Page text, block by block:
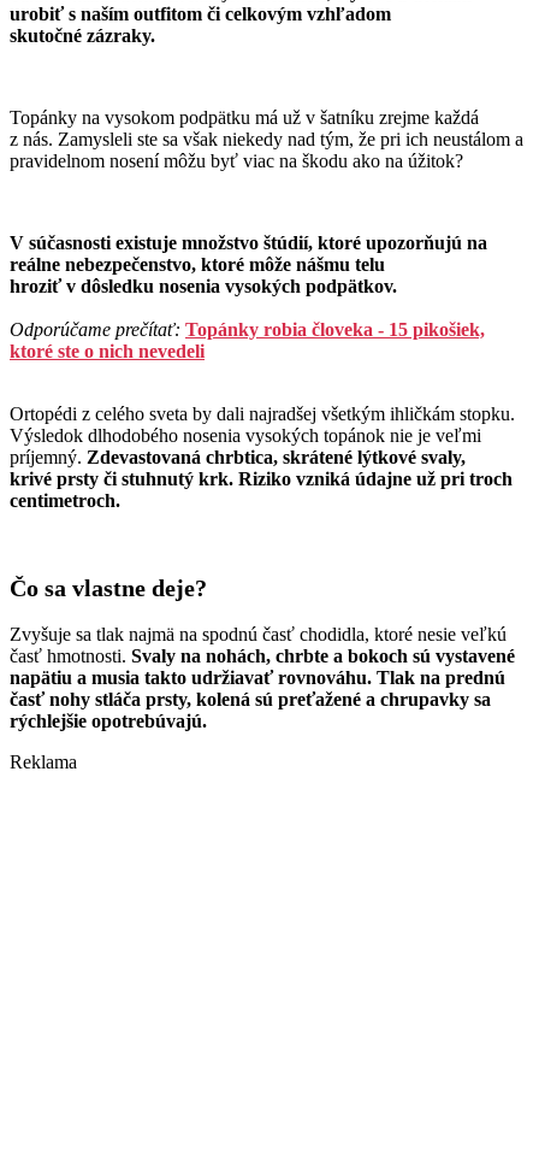
urobiť s naším outfitom či celkovým vzhľadom
skutočné zázraky.
Topánky na vysokom podpätku má už v šatníku zrejme každá
z nás. Zamysleli ste sa však niekedy nad tým, že pri ich neustálom a
pravidelnom nosení môžu byť viac na škodu ako na úžitok?
V súčasnosti existuje množstvo štúdií, ktoré upozorňujú na
reálne nebezpečenstvo, ktoré môže nášmu telu
hroziť v dôsledku nosenia vysokých podpätkov.
Odporúčame prečítať: Topánky robia človeka - 15 pikošiek,
ktoré ste o nich nevedeli
Ortopédi z celého sveta by dali najradšej všetkým ihličkám stopku.
Výsledok dlhodobého nosenia vysokých topánok nie je veľmi
príjemný. Zdevastovaná chrbtica, skrátené lýtkové svaly,
krivé prsty či stuhnutý krk. Riziko vzniká údajne už pri troch
centimetroch.
Čo sa vlastne deje?
Zvyšuje sa tlak najmä na spodnú časť chodidla, ktoré nesie veľkú
časť hmotnosti. Svaly na nohách, chrbte a bokoch sú vystavené
napätiu a musia takto udržiavať rovnováhu. Tlak na prednú
časť nohy stláča prsty, kolená sú preťažené a chrupavky sa
rýchlejšie opotrebúvajú.
Reklama